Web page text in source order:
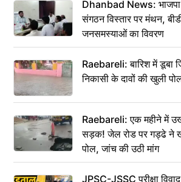
Dhanbad News: भाजपा
संगठन विस्तार पर मंथन,
जनसमस्याओं का विवरण
Raebareli: बारिश में डूबा
निकासी के दावों की खुली
Raebareli: एक महीने में
सड़क! जेल रोड पर गड्ढे ने
पोल, जांच की उठी मांग
JPSC-JSSC परीक्षा